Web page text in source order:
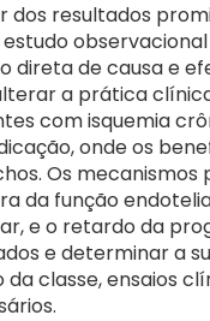
dos resultados
estudo
direta de causa e
a prática
com isquemia
onde os
Os
da função
e o retardo da
e determinar a
da classe, ensaios